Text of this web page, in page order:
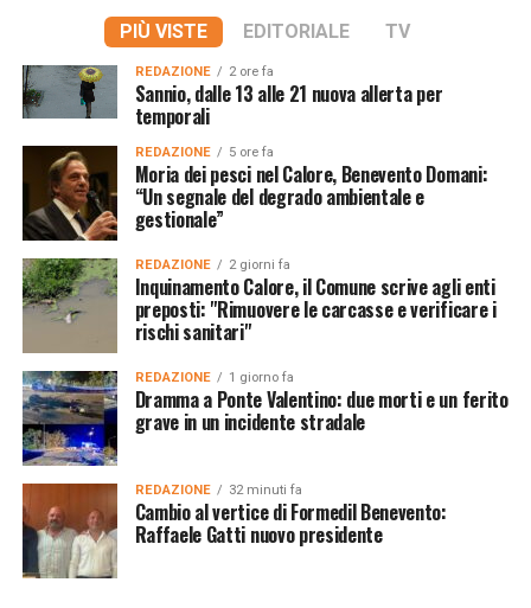
PIÙ VISTE EDITORIALE TV
REDAZIONE 2 ore fa
Sannio, dalle 13 alle 21 nuova allerta per
temporali
REDAZIONE 5 ore fa
Moria dei pesci nel Calore, Benevento Domani:
“Un segnale del degrado ambientale e
gestionale”
REDAZIONE 2 giorni fa
Inquinamento Calore, il Comune scrive agli enti
preposti: "Rimuovere le carcasse e verificare i
rischi sanitari"
REDAZIONE 1 giorno fa
Dramma a Ponte Valentino: due morti e un ferito
grave in un incidente stradale
REDAZIONE 32 minuti fa
Cambio al vertice di Formedil Benevento:
Raffaele Gatti nuovo presidente